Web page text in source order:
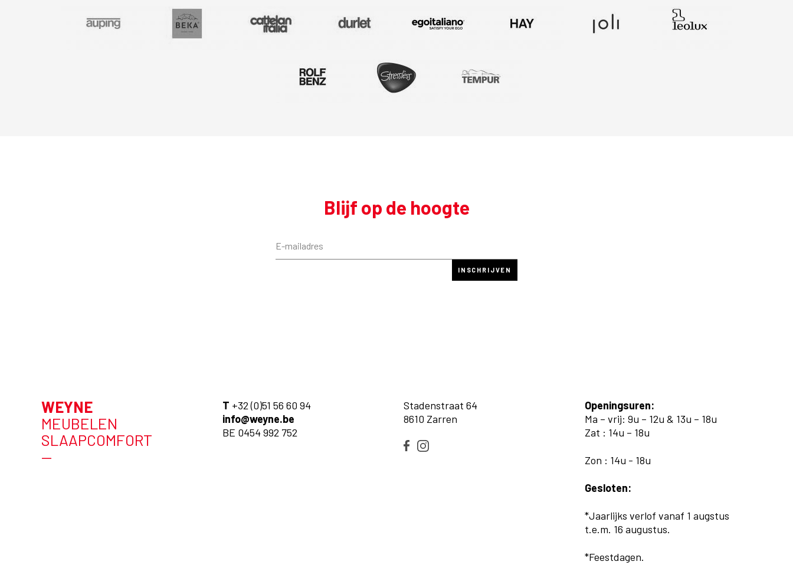
Blijf op de hoogte
WEYNE
MEUBELEN
SLAAPCOMFORT
—
T +32 (0)51 56 60 94
info@weyne.be
BE 0454 992 752
Stadenstraat 64
8610 Zarren
Openingsuren:
Ma – vrij: 9u – 12u & 13u – 18u
Zat : 14u – 18u
Zon : 14u - 18u
Gesloten:
*Jaarlijks verlof vanaf 1 augstus
t.e.m. 16 augustus.
*Feestdagen.